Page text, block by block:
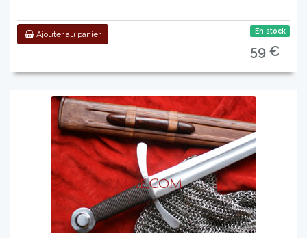
Ajouter au panier En stock
59 €